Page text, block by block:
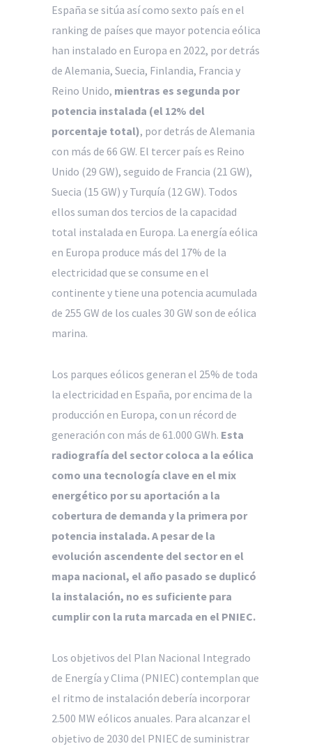
España se sitúa así como sexto país en el
ranking de países que mayor potencia eólica
han instalado en Europa en 2022, por detrás
de Alemania, Suecia, Finlandia, Francia y
Reino Unido, mientras es segunda por
potencia instalada (el 12% del
porcentaje total), por detrás de Alemania
con más de 66 GW. El tercer país es Reino
Unido (29 GW), seguido de Francia (21 GW),
Suecia (15 GW) y Turquía (12 GW). Todos
ellos suman dos tercios de la capacidad
total instalada en Europa. La energía eólica
en Europa produce más del 17% de la
electricidad que se consume en el
continente y tiene una potencia acumulada
de 255 GW de los cuales 30 GW son de eólica
marina.
Los parques eólicos generan el 25% de toda
la electricidad en España, por encima de la
producción en Europa, con un récord de
generación con más de 61.000 GWh. Esta
radiografía del sector coloca a la eólica
como una tecnología clave en el mix
energético por su aportación a la
cobertura de demanda y la primera por
potencia instalada. A pesar de la
evolución ascendente del sector en el
mapa nacional, el año pasado se duplicó
la instalación, no es suficiente para
cumplir con la ruta marcada en el PNIEC.
Los objetivos del Plan Nacional Integrado
de Energía y Clima (PNIEC) contemplan que
el ritmo de instalación debería incorporar
2.500 MW eólicos anuales. Para alcanzar el
objetivo de 2030 del PNIEC de suministrar